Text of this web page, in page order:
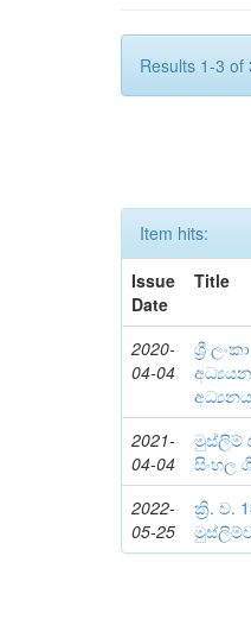
Results 1-3 of
Item hits:
Issue
Date
Title
2020-
04-04
ශ්‍රී
2021-
04-04
මුස්ලිම්
සිංහල
2022-
05-25
ක්‍රි. ව.